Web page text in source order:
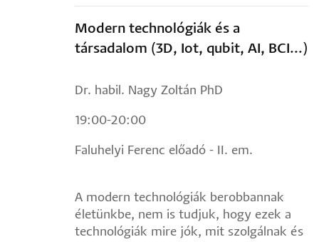
Modern technológiák és a
társadalom (3D, Iot, qubit, AI, BCI...)
Dr. habil. Nagy Zoltán PhD
19:00-20:00
Faluhelyi Ferenc előadó - II. em.
A modern technológiák berobbannak
életünkbe, nem is tudjuk, hogy ezek a
technológiák mire jók, mit szolgálnak és